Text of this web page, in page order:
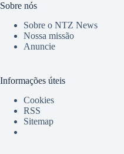
Sobre nós
Sobre o NTZ News
Nossa missão
Anuncie
Informações úteis
Cookies
RSS
Sitemap